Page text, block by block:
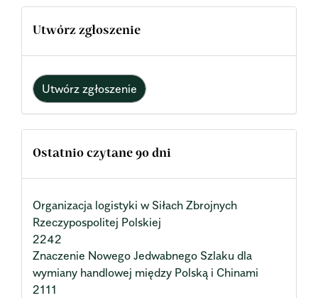
Utwórz zgłoszenie
Utwórz zgłoszenie
Ostatnio czytane 90 dni
Organizacja logistyki w Siłach Zbrojnych
Rzeczypospolitej Polskiej
2242
Znaczenie Nowego Jedwabnego Szlaku dla
wymiany handlowej między Polską i Chinami
2111